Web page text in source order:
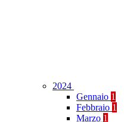
2024
Gennaio 1
Febbraio 1
Marzo 1